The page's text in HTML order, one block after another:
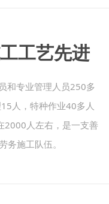
工艺先进
和专业管理人员250多
人，特种作业40多人
2000人左右，是一支善
务施工队伍。